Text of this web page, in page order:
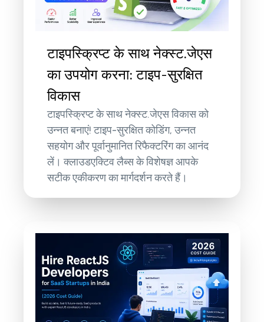
टाइपस्क्रिप्ट के साथ नेक्स्ट.जेएस
का उपयोग करना: टाइप-सुरक्षित
विकास
टाइपस्क्रिप्ट के साथ नेक्स्ट.जेएस विकास को
उन्नत बनाएं! टाइप-सुरक्षित कोडिंग, उन्नत
सहयोग और पूर्वानुमानित रिफैक्टरिंग का आनंद
लें। क्लाउडएक्टिव लैब्स के विशेषज्ञ आपके
सटीक एकीकरण का मार्गदर्शन करते हैं।